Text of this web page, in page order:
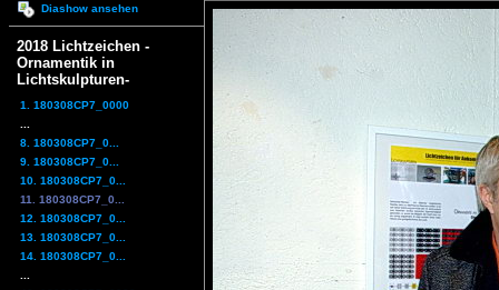
Diashow ansehen
2018 Lichtzeichen -
Ornamentik in
Lichtskulpturen-
1. 180308CP7_0000
8. 180308CP7_0...
9. 180308CP7_0...
10. 180308CP7_0...
11. 180308CP7_0...
12. 180308CP7_0...
13. 180308CP7_0...
14. 180308CP7_0...